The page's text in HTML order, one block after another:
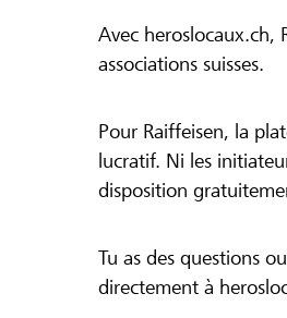
Avec heroslocaux.ch,
associations suisses.
Pour Raiffeisen, la
lucratif. Ni les
disposition
Tu as des questions
directement à